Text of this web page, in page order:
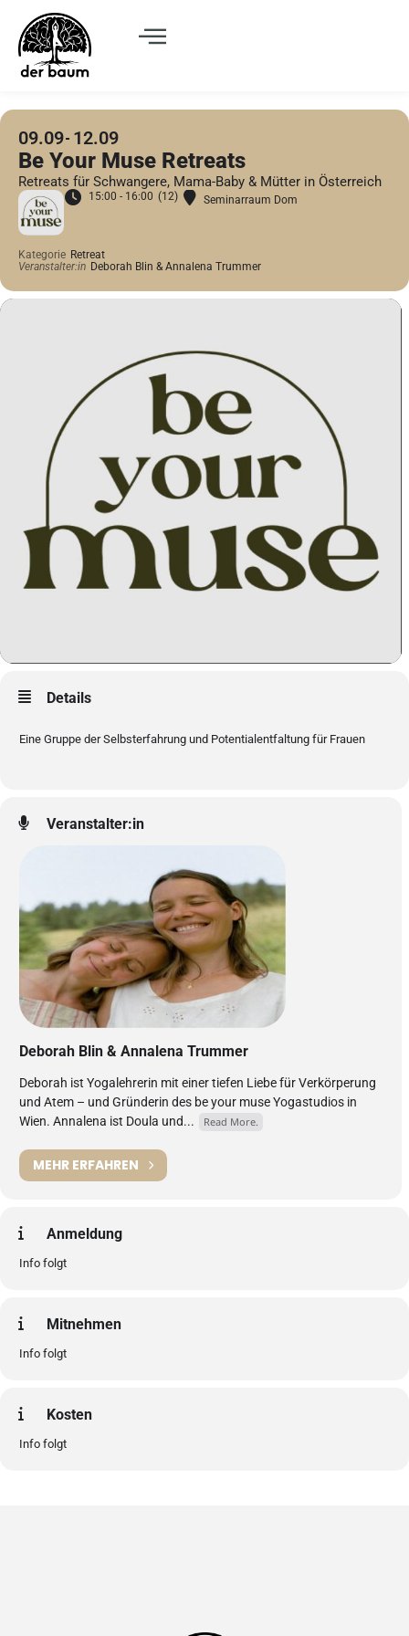
09.09 12.09
Be Your Muse Retreats
Retreats für Schwangere, Mama-Baby & Mütter in Österreich
15:00 - 16:00 (12) Seminarraum Dom
Kategorie Retreat
Veranstalter:in Deborah Blin & Annalena Trummer
Details
Eine Gruppe der Selbsterfahrung und Potentialentfaltung für Frauen
Veranstalter:in
Deborah Blin & Annalena Trummer
Deborah ist Yogalehrerin mit einer tiefen Liebe für Verkörperung
und Atem – und Gründerin des be your muse Yogastudios in
Wien. Annalena ist Doula und...
Read More.
MEHR ERFAHREN
Anmeldung
Info folgt
Mitnehmen
Info folgt
Kosten
Info folgt